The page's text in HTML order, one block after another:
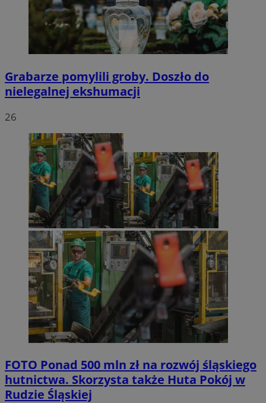
Grabarze pomylili groby. Doszło do
nielegalnej ekshumacji
26
FOTO Ponad 500 mln zł na rozwój śląskiego
hutnictwa. Skorzysta także Huta Pokój w
Rudzie Śląskiej